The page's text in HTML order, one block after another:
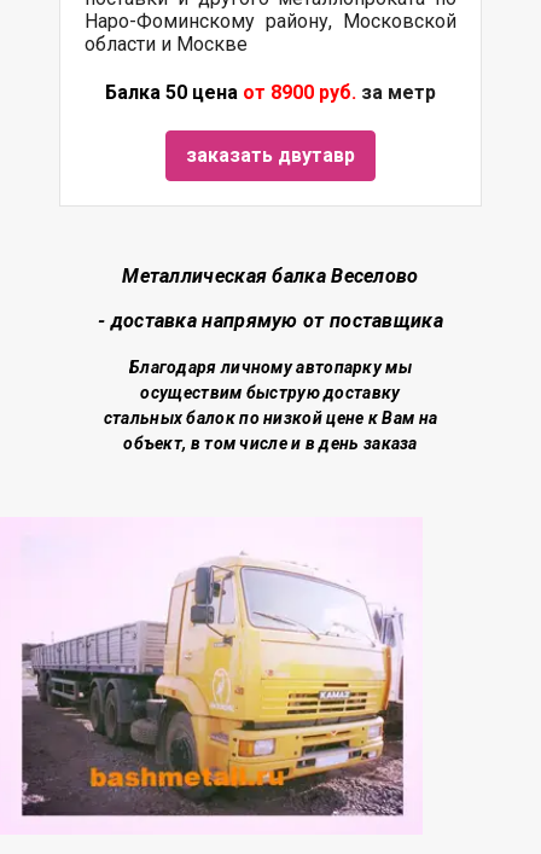
Наро-Фоминскому району, Московской
области и Москве
Балка 50 цена от 8900 руб. за метр
заказать двутавр
Металлическая балка Веселово
- доставка напрямую от поставщика
Благодаря личному автопарку мы
осуществим быструю доставку
стальных балок по низкой цене к Вам на
объект, в том числе и в день заказа